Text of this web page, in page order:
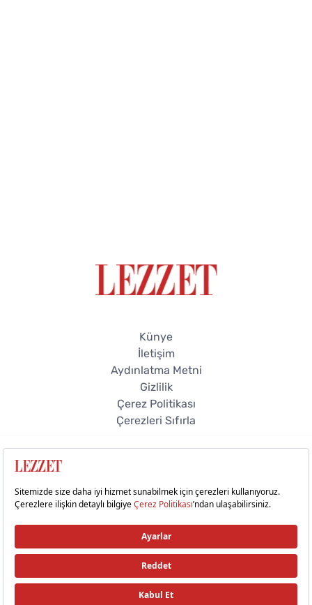
Künye
İletişim
Aydınlatma Metni
Gizlilik
Çerez Politikası
Çerezleri Sıfırla
© 2026 Lezzet Online. Tüm hakları saklıdır.